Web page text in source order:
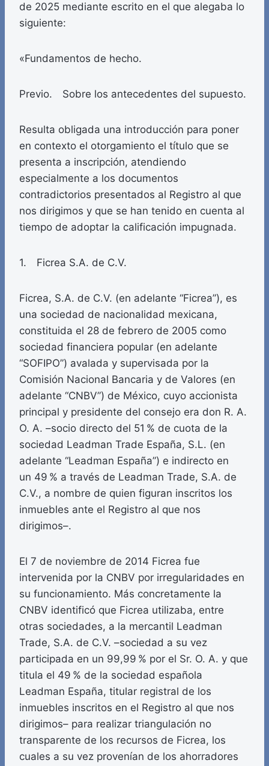
de 2025 mediante escrito en el que alegaba lo
siguiente:
«Fundamentos de hecho.
Previo. Sobre los antecedentes del supuesto.
Resulta obligada una introducción para poner
en contexto el otorgamiento el título que se
presenta a inscripción, atendiendo
especialmente a los documentos
contradictorios presentados al Registro al que
nos dirigimos y que se han tenido en cuenta al
tiempo de adoptar la calificación impugnada.
1. Ficrea S.A. de C.V.
Ficrea, S.A. de C.V. (en adelante “Ficrea”), es
una sociedad de nacionalidad mexicana,
constituida el 28 de febrero de 2005 como
sociedad financiera popular (en adelante
“SOFIPO”) avalada y supervisada por la
Comisión Nacional Bancaria y de Valores (en
adelante “CNBV”) de México, cuyo accionista
principal y presidente del consejo era don R. A.
O. A. –socio directo del 51 % de cuota de la
sociedad Leadman Trade España, S.L. (en
adelante “Leadman España”) e indirecto en
un 49 % a través de Leadman Trade, S.A. de
C.V., a nombre de quien figuran inscritos los
inmuebles ante el Registro al que nos
dirigimos–.
El 7 de noviembre de 2014 Ficrea fue
intervenida por la CNBV por irregularidades en
su funcionamiento. Más concretamente la
CNBV identificó que Ficrea utilizaba, entre
otras sociedades, a la mercantil Leadman
Trade, S.A. de C.V. –sociedad a su vez
participada en un 99,99 % por el Sr. O. A. y que
titula el 49 % de la sociedad española
Leadman España, titular registral de los
inmuebles inscritos en el Registro al que nos
dirigimos– para realizar triangulación no
transparente de los recursos de Ficrea, los
cuales a su vez provenían de los ahorradores